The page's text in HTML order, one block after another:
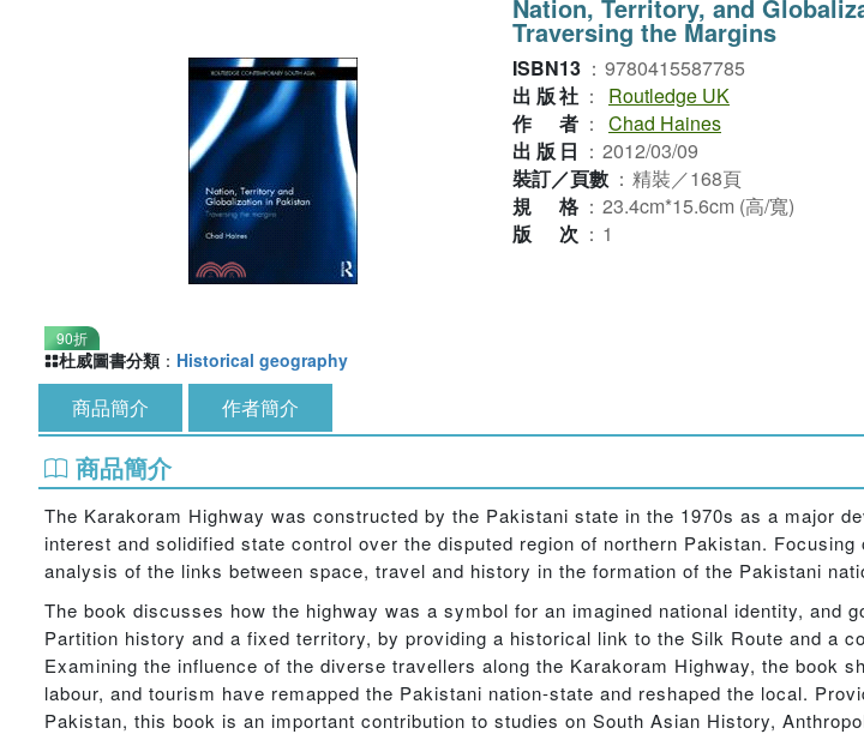
90折
Nation, Territory, and
Traversing the Margins
ISBN13 ： 9780415587785
出版社 ：
Routledge UK
作者 ： Chad Haines
出版日 ： 2012/03/09
裝訂／頁數 ： 精裝／168頁
規格 ： 23.4cm*15.6cm (高/寬)
版次 ： 1
杜威圖書分類 ： Historical geography
商品簡介 作者簡介
商品簡介
The Karakoram Highway was constructed by the Pakistani state in the 1970s as a major
interest and solidified state control over the disputed region of northern Pakistan.
analysis of the links between space, travel and history in the formation of the Pakistani
The book discusses how the highway was a symbol for an imagined national identity, and
Partition history and a fixed territory, by providing a historical link to the Silk Route and a
Examining the influence of the diverse travellers along the Karakoram Highway, the book
labour, and tourism have remapped the Pakistani nation-state and reshaped the local.
Pakistan, this book is an important contribution to studies on South Asian History,